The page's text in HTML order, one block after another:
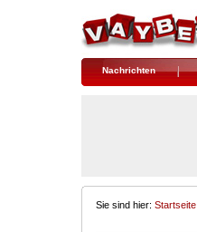
Nachrichten
Sie sind hier: Startseite